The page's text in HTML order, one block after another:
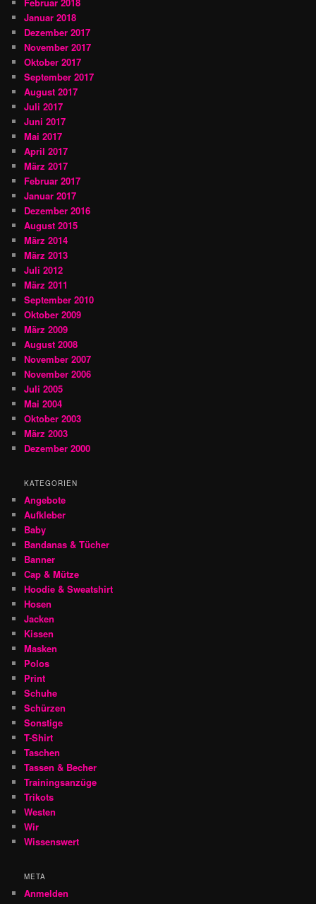
Januar 2018
Dezember 2017
November 2017
Oktober 2017
September 2017
August 2017
Juli 2017
Juni 2017
Mai 2017
April 2017
März 2017
Februar 2017
Januar 2017
Dezember 2016
August 2015
März 2014
März 2013
Juli 2012
März 2011
September 2010
Oktober 2009
März 2009
August 2008
November 2007
November 2006
Juli 2005
Mai 2004
Oktober 2003
März 2003
Dezember 2000
KATEGORIEN
Angebote
Aufkleber
Baby
Bandanas & Tücher
Banner
Cap & Mütze
Hoodie & Sweatshirt
Hosen
Jacken
Kissen
Masken
Polos
Print
Schuhe
Schürzen
Sonstige
T-Shirt
Taschen
Tassen & Becher
Trainingsanzüge
Trikots
Westen
Wir
Wissenswert
META
Anmelden